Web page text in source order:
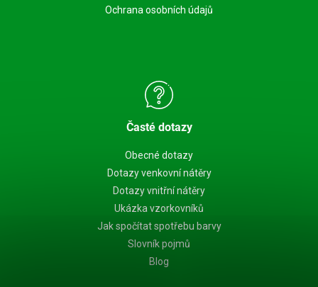
Ochrana osobních údajů
Časté dotazy
Obecné dotazy
Dotazy venkovní nátěry
Dotazy vnitřní nátěry
Ukázka vzorkovníků
Jak spočítat spotřebu barvy
Slovník pojmů
Blog